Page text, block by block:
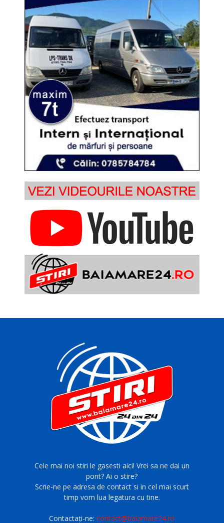
Cele mai noi stiri le gasesti aici! Vrei sa ne dai un
pont? Ai o stire?
Scrie-ne pe adresa de contact si in cel mai scurt
timp vom lua legatura cu tine.
Contactați-ne:contact@baiamare24.ro